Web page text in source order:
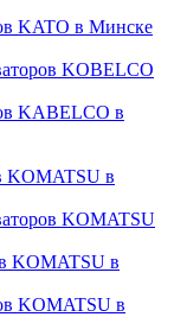
KATO в Минске
KOBELCO
KABELCO в
KOMATSU в
KOMATSU
KOMATSU в
KOMATSU в